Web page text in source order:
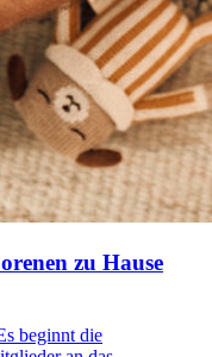
zu Hause
beginnt die